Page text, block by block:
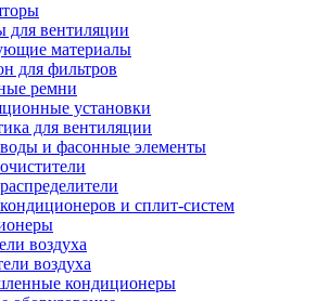
для вентиляции
материалы
для фильтров
ремни
установки
для вентиляции
и фасонные элементы
и сплит-систем
воздуха
воздуха
кондиционеры